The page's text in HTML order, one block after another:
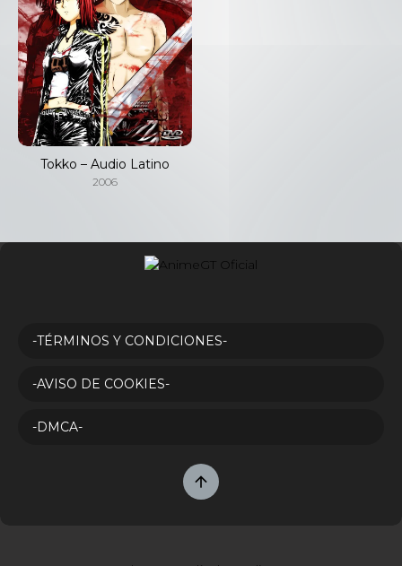
Tokko – Audio Latino
2006
-TÉRMINOS Y CONDICIONES-
-AVISO DE COOKIES-
-DMCA-